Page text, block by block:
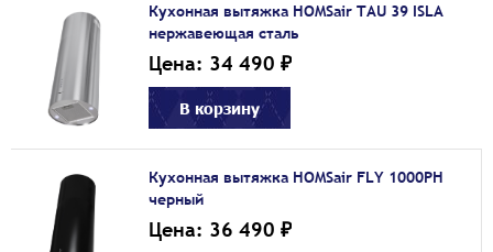
Кухонная вытяжка HOMSair TAU 39 ISLA
нержавеющая сталь
Цена: 34 490 ₽
В корзину
Кухонная вытяжка HOMSair FLY 1000PH
черный
Цена: 36 490 ₽